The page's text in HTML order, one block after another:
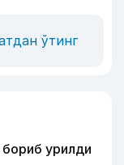
ўтинг
бориб урилди